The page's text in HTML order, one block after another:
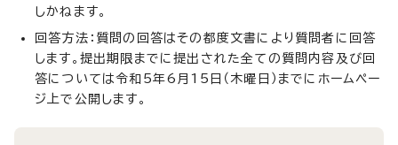
しかねます。
回答方法：質問の回答はその都度文書により質問者に回答
します。提出期限までに提出された全ての質問内容及び回
答については令和5年6月15日（木曜日）までにホームペー
ジ上で公開します。